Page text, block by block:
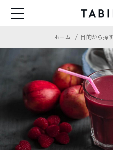
ホーム 目的から探す